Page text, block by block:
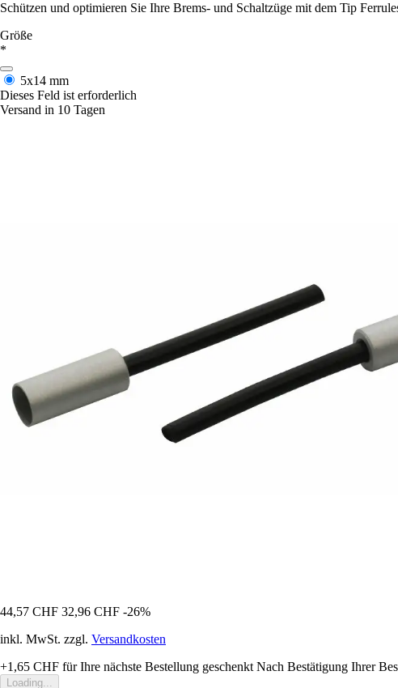
Schützen und optimieren Sie Ihre Brems- und Schaltzüge mit dem Tip
Größe
*
5x14 mm
Dieses Feld ist erforderlich
Versand in 10 Tagen
44,57 CHF 32,96 CHF -26%
inkl. MwSt. zzgl. Versandkosten
+1,65 CHF für Ihre nächste Bestellung geschenkt Nach Bestätigung Ihrer
Loading...